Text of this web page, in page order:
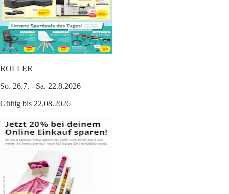
ROLLER
So. 26.7. - Sa. 22.8.2026
Gültig bis 22.08.2026